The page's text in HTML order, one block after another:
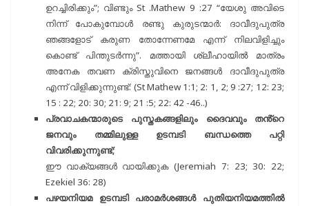
ഉറച്ചിരിക്കും”; വിണ്ടും St .Mathew 9 :27 “യേശു അവിടെ
നിന്ന് പോകുമ്പോൾ രണ്ടു കുരുടന്മാർ: ദാവീദുപുത്ര
ഞങ്ങളോട് കരുണ തോന്നേണമേ എന്ന് നിലവിളിച്ചും
കൊണ്ട് പിന്തുടർന്നു”. മത്തായി ശ്ലീഹായിൽ മാത്രം
അനേക തവണ ക്രിസ്തുവിനെ ജനങ്ങൾ ദാവീദുപുത്ര
എന്ന് വിളിക്കുന്നുണ്ട്: (St Mathew 1:1; 2: 1, 2; 9 :27; 12: 23;
15 : 22; 20: 30; 21: 9; 21 :5; 22: 42 -46..)
പ്രവാചകന്മാരുടെ പുസ്തകങ്ങളിലും ദൈവവും തൻ്റെ
ജനവും തമ്മിലുള്ള ഉടമ്പടി ബന്ധത്തെ പറ്റി
വിവരിക്കുന്നുണ്ട്;
ഈ വാക്യങ്ങൾ വായിക്കുക (Jeremiah 7: 23; 30: 22;
Ezekiel 36: 28)
പഴയനിയമ ഉടമ്പടി പരാമർശങ്ങൾ പുതിയനിയമത്തിൽ